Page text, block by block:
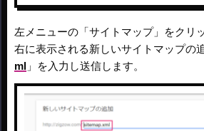
左メニューの「サイトマップ」をクリ
右に表示される新しいサイトマップの
ml 」を入力し送信します。